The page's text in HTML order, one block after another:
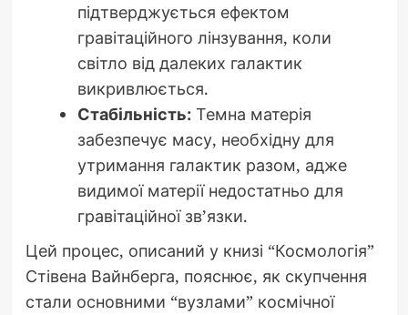
підтверджується ефектом
гравітаційного лінзування, коли
світло від далеких галактик
викривлюється.
Стабільність:Темна матерія
забезпечує масу, необхідну для
утримання галактик разом, адже
видимої матерії недостатньо для
гравітаційної зв’язки.
Цей процес, описаний у книзі “Космологія”
Стівена Вайнберга, пояснює, як скупчення
стали основними “вузлами” космічної